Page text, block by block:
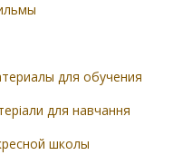
для обучения
для навчання
школы